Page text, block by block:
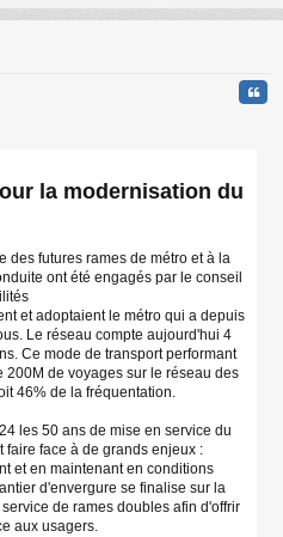
au
la modernisation du
des futures rames de métro et à la
ont été engagés par le conseil
et adoptaient le métro qui a depuis
Le réseau compte aujourd'hui 4
Ce mode de transport performant
de voyages sur le réseau des
46% de la fréquentation.
les 50 ans de mise en service du
face à de grands enjeux :
et en maintenant en conditions
d'envergure se finalise sur la
de rames doubles afin d'offrir
aux usagers.